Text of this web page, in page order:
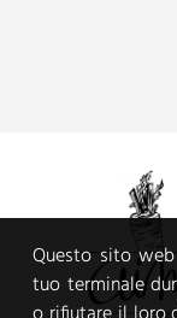
Questo sito
tuo terminale